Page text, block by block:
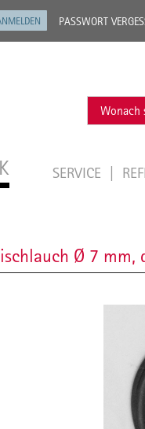
PASSWORT
SERVICE
Ø 7 mm,